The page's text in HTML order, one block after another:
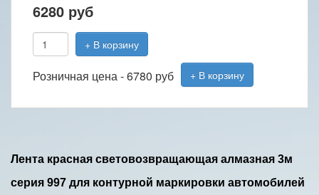
6280 руб
+ В корзину
Розничная цена -6780 руб + В корзину
Лента красная световозвращающая алмазная 3м
серия 997 для контурной маркировки автомобилей